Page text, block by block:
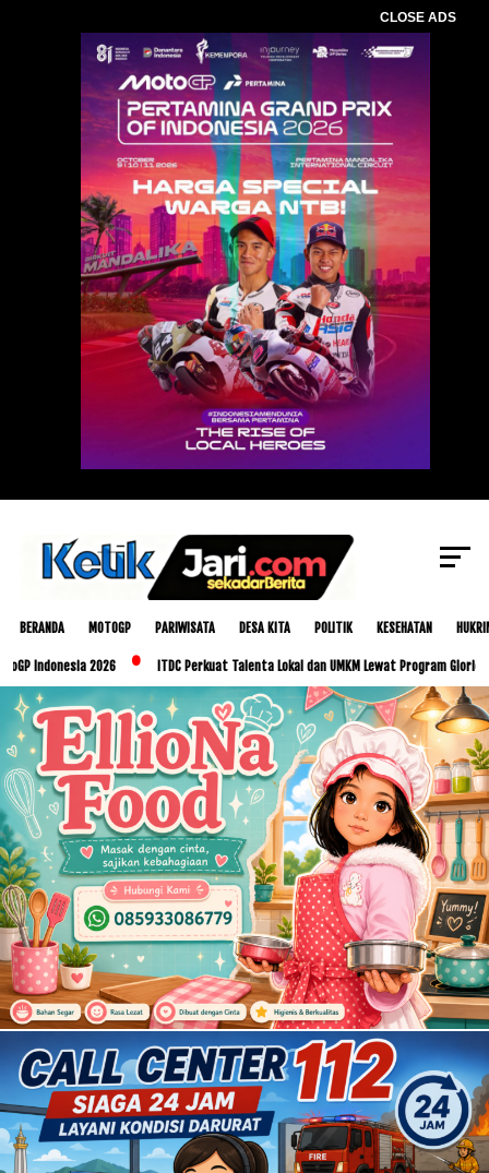
CLOSE ADS
BERANDA MOTOGP PARIWISATA DESA KITA POLITIK KESEHATAN
2026 ITDC Perkuat Talenta Lokal dan UMKM Lewat Program Glorious Golo